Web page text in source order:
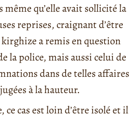
qu’elle avait sollicité la
reprises, craignant d’être
kirghize a remis en question
la police, mais aussi celui de
dans de telles affaires
à la hauteur.
ce cas est loin d’être isolé et il